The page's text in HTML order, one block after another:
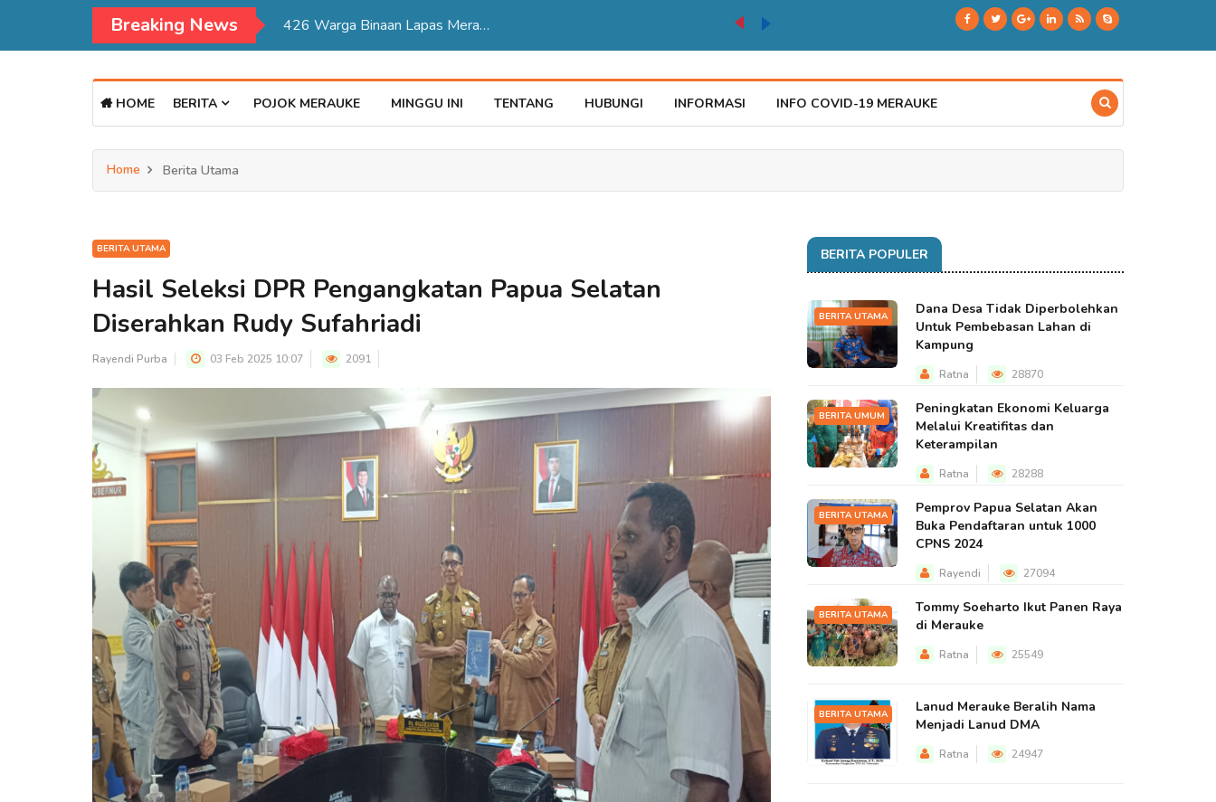
Breaking News Kadisdukcapil Merauke Tegaskan Pelayana KTP Sesuai SOP
HOME BERITA POJOK MERAUKE MINGGU INI TENTANG HUBUNGI INFORMASI INFO COVID-19 MERAUKE
Home Berita Utama
BERITA UTAMA
Hasil Seleksi DPR Pengangkatan Papua Selatan
Diserahkan Rudy Sufahriadi
Rayendi Purba 03 Feb 2025 10:07 2091
BERITA POPULER
BERITA UTAMA
Dana Desa Tidak Diperbolehkan
Untuk Pembebasan Lahan di
Kampung
Ratna 28870
BERITA UMUM
Peningkatan Ekonomi Keluarga
Melalui Kreatifitas dan
Keterampilan
Ratna 28288
BERITA UTAMA
Pemprov Papua Selatan Akan
Buka Pendaftaran untuk 1000
CPNS 2024
Rayendi 27094
BERITA UTAMA
Tommy Soeharto Ikut Panen Raya
di Merauke
Ratna 25549
BERITA UTAMA
Lanud Merauke Beralih Nama
Menjadi Lanud DMA
Ratna 24947